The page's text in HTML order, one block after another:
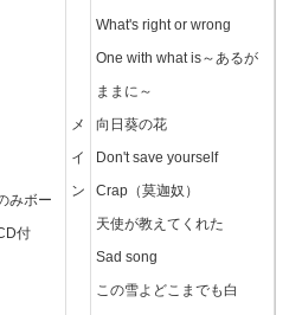
みボー
付
メ
イ
ン
What's right or wrong
One with what is～あるが
ままに～
向日葵の花
Don't save yourself
Crap（莫迦奴）
天使が教えてくれた
Sad song
この雪よどこまでも白